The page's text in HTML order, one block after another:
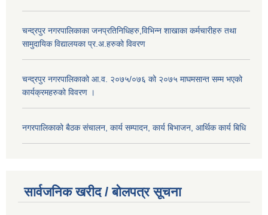
चन्द्रपुर नगरपालिकाका जनप्रतिनिधिहरु,विभिन्न शाखाका कर्मचारीहरु तथा
सामुदायिक विद्यालयका प्र.अ.हरुको विवरण
चन्द्रपुर नगरपालिकाको आ.व. २०७५/०७६ को २०७५ माघमसान्त सम्म भएको
कार्यक्रमहरुको विवरण ।
नगरपालिकाको बैठक संचालन, कार्य सम्पादन, कार्य बिभाजन, आर्थिक कार्य बिधि
सार्वजनिक खरीद / बोलपत्र सूचना